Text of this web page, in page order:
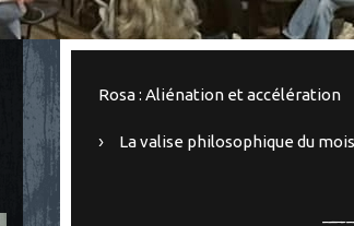
Rosa : Aliénation et accélération
La valise philosophique du